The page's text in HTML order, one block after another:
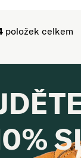
položek celkem